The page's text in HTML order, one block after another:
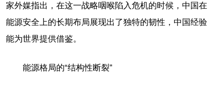
家外媒指出，在这一战略咽喉陷入危机的时候，中国在
能源安全上的长期布局展现出了独特的韧性，中国经验
能为世界提供借鉴。
能源格局的“结构性断裂”